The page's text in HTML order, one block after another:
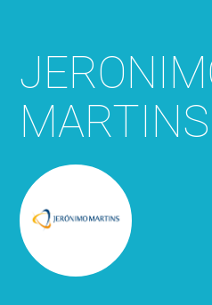
MARTINS